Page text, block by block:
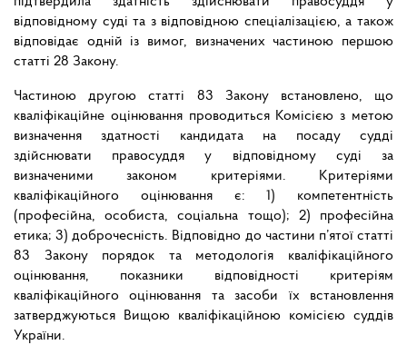
відповідному суді та з відповідною спеціалізацією, а також
відповідає одній із вимог, визначених частиною першою
статті 28 Закону.
Частиною другою статті 83 Закону встановлено, що
кваліфікаційне оцінювання проводиться Комісією з метою
визначення здатності кандидата на посаду судді
здійснювати правосуддя у відповідному суді за
визначеними законом критеріями. Критеріями
кваліфікаційного оцінювання є: 1) компетентність
(професійна, особиста, соціальна тощо); 2) професійна
етика; 3) доброчесність. Відповідно до частини п’ятої статті
83 Закону порядок та методологія кваліфікаційного
оцінювання, показники відповідності критеріям
кваліфікаційного оцінювання та засоби їх встановлення
затверджуються Вищою кваліфікаційною комісією суддів
України.